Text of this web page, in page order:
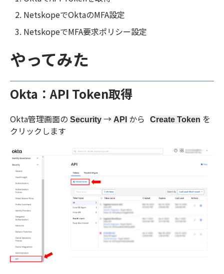
NetskopeでOktaのMFA設定
NetskopeでMFA要求ポリシー設定
やってみた
Okta：API Token取得
Okta管理画面の Security → API から Create Token を
クリックします